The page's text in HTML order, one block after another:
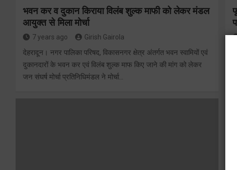
भवन कर व दुकान किराया विलंब शुल्क माफी को लेकर मंडल
आयुक्त से मिला मोर्चा
7 years ago Girish Gairola
देहरादून। नगर पालिका परिषद, विकासनगर क्षेत्र अंतर्गत भवन स्वामियों एवं
दुकानदारों के भवन कर एवं विलंब शुल्क माफ किए जाने की मांग को लेकर
जन संघर्ष मोर्चा प्रतिनिधिमंडल ने मोर्चा…